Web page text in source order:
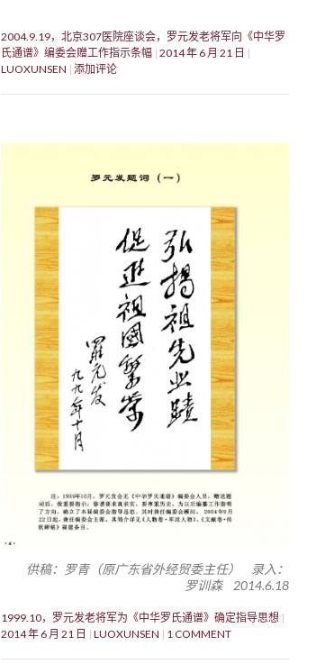
2004.9.19，北京307医院座谈会，罗元发老将军向《中华罗
氏通谱》编委会赠工作指示条幅 2014 年 6 月 21 日
LUOXUNSEN 添加评论
供稿：罗青（原广东省外经贸委主任） 录入：
罗训森 2014.6.18
1999.10，罗元发老将军为《中华罗氏通谱》确定指导思想
2014 年 6 月 21 日
LUOXUNSEN 1 COMMENT